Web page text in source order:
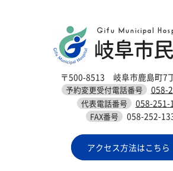
〒500-8513 岐阜市鹿島町7
予約変更受付電話番号 058-
代表電話番号 058-251-
FAX番号 058-252-
アクセス方法はこちら